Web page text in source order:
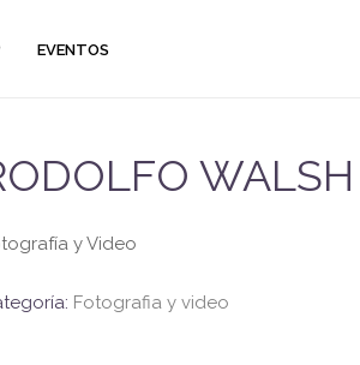
EVENTOS
WALSH
y Video
Fotografia y video